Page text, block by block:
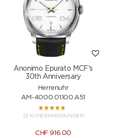
Anonimo Epurato MCF's
30th Anniversary
Herrenuhr
AM-4000.01.100.A51
22 KUNDENMEINUNGEN
CHF916.00